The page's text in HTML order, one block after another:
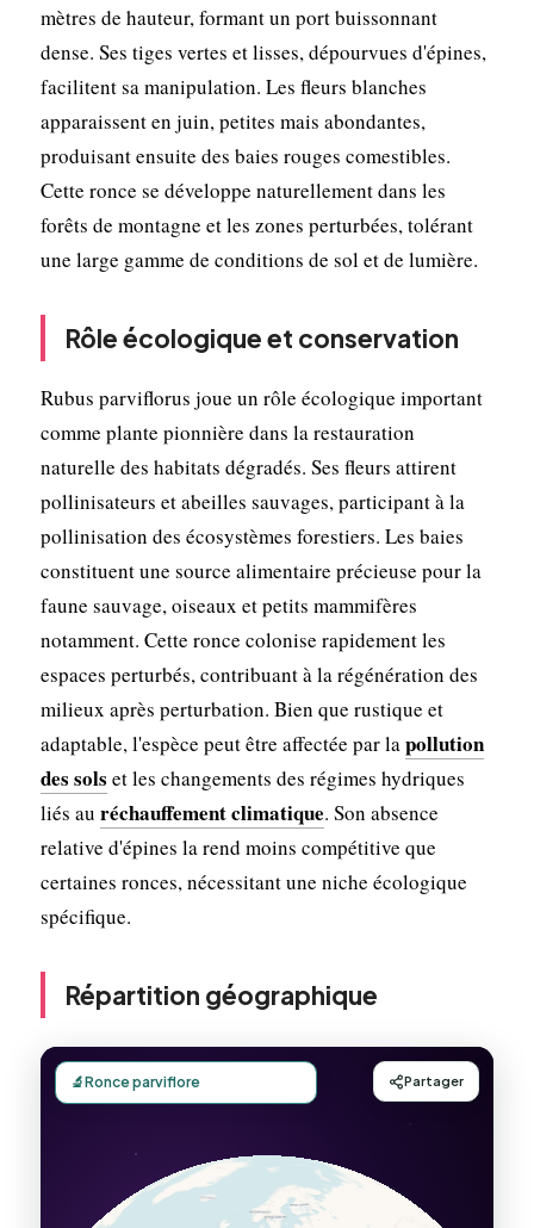
mètres de hauteur, formant un port buissonnant
dense. Ses tiges vertes et lisses, dépourvues d'épines,
facilitent sa manipulation. Les fleurs blanches
apparaissent en juin, petites mais abondantes,
produisant ensuite des baies rouges comestibles.
Cette ronce se développe naturellement dans les
forêts de montagne et les zones perturbées, tolérant
une large gamme de conditions de sol et de lumière.
Rôle écologique et conservation
Rubus parviflorus joue un rôle écologique important
comme plante pionnière dans la restauration
naturelle des habitats dégradés. Ses fleurs attirent
pollinisateurs et abeilles sauvages, participant à la
pollinisation des écosystèmes forestiers. Les baies
constituent une source alimentaire précieuse pour la
faune sauvage, oiseaux et petits mammifères
notamment. Cette ronce colonise rapidement les
espaces perturbés, contribuant à la régénération des
milieux après perturbation. Bien que rustique et
adaptable, l'espèce peut être affectée par lapollution
des sols et les changements des régimes hydriques
liés au réchauffement climatique. Son absence
relative d'épines la rend moins compétitive que
certaines ronces, nécessitant une niche écologique
spécifique.
Répartition géographique